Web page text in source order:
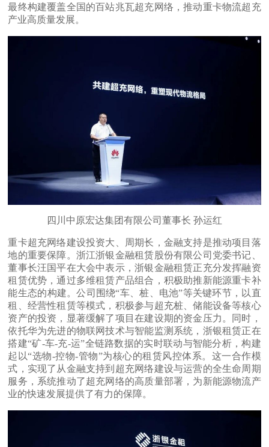
最终构建覆盖全国的百站兆瓦超充网络，推动重卡物流超充
产业高质量发展。
四川中原宏达集团有限公司董事长 孙运红
重卡超充网络建设投资大、周期长，金融支持是推动项目落
地的重要保障。浙江浙银金融租赁股份有限公司党委书记、
董事长汪国平在大会中表示，浙银金融租赁正充分发挥融资
租赁优势，通过多维租赁产品组合，积极助推新能源重卡补
能生态的构建。公司围绕“车、桩、电池”等关键环节，以直
租、经营性租赁等模式，积极参与超充桩、储能设备等核心
资产的投资，显著缓解了项目在建设期的资金压力。同时，
依托华为先进的物联网技术与智能监测系统，浙银租赁正在
搭建“矿-车-充-运”全链路数据的实时联动与智能分析，构建
起以“选物-控物-管物”为核心的租赁风控体系。这一合作模
式，实现了从金融支持到超充网络建设与运营的全生命周期
服务，系统推动了超充网络的高质量部署，为新能源物流产
业的快速发展提供了有力的保障。